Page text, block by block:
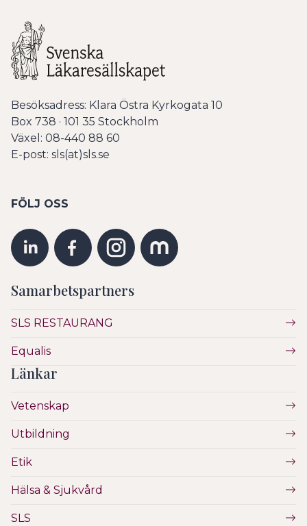
Besöksadress: Klara Östra Kyrkogata 10
Box 738 · 101 35 Stockholm
Växel: 08-440 88 60
E-post: sls(at)sls.se
FÖLJ OSS
Samarbetspartners
SLS RESTAURANG
Equalis
Länkar
Vetenskap
Utbildning
Etik
Hälsa & Sjukvård
SLS